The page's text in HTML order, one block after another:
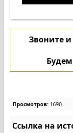
Звоните
Просмотров: 1690
Ссылка на